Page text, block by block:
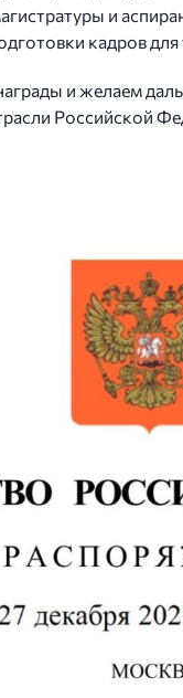
и
кадров для
и желаем
Российской